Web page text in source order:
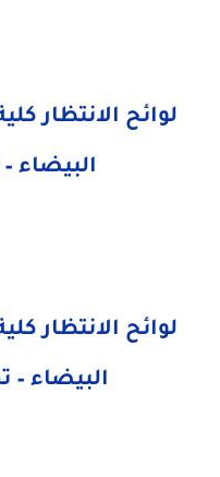
لوائح الانتظار
لوائح الانتظار
البيضاء